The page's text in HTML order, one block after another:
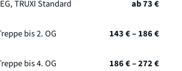
TRUXI Standard ab 73 €
bis 2. OG 143 € – 186 €
bis 4. OG 186 € – 272 €